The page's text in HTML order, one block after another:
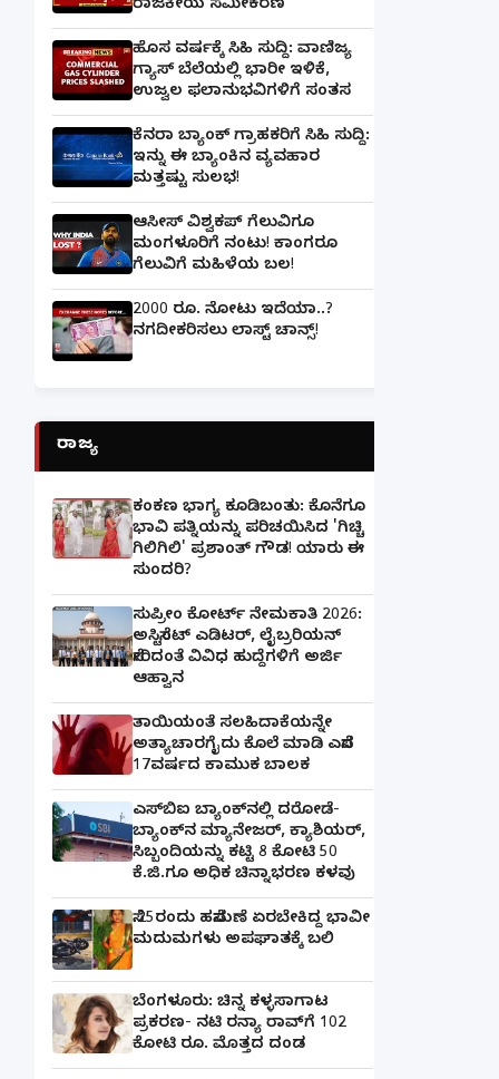
ರಾಜಕೀಯ ಸಮೀಕರಣ
ಹೊಸ ವರ್ಷಕ್ಕೆ ಸಿಹಿ ಸುದ್ದಿ: ವಾಣಿಜ್ಯ
ಗ್ಯಾಸ್‌ ಬೆಲೆಯಲ್ಲಿ ಭಾರೀ ಇಳಿಕೆ,
ಉಜ್ವಲ ಫಲಾನುಭವಿಗಳಿಗೆ ಸಂತಸ
ಕೆನರಾ ಬ್ಯಾಂಕ್‌ ಗ್ರಾಹಕರಿಗೆ ಸಿಹಿ ಸುದ್ದಿ:
ಇನ್ನು ಈ ಬ್ಯಾಂಕಿನ ವ್ಯವಹಾರ
ಮತ್ತಷ್ಟು ಸುಲಭ!
ಆಸೀಸ್ ವಿಶ್ವಕಪ್ ಗೆಲುವಿಗೂ
ಮಂಗಳೂರಿಗೆ ನಂಟು! ಕಾಂಗರೂ
ಗೆಲುವಿಗೆ ಮಹಿಳೆಯ ಬಲ!
2000 ರೂ. ನೋಟು ಇದೆಯಾ..?
ನಗದೀಕರಿಸಲು ಲಾಸ್ಟ್‌ ಚಾನ್ಸ್‌!
ರಾಜ್ಯ
ಕಂಕಣ ಭಾಗ್ಯ ಕೂಡಿಬಂತು: ಕೊನೆಗೂ
ಭಾವಿ ಪತ್ನಿಯನ್ನು ಪರಿಚಯಿಸಿದ 'ಗಿಚ್ಚಿ
ಗಿಲಿಗಿಲಿ' ಪ್ರಶಾಂತ್ ಗೌಡ! ಯಾರು ಈ
ಸುಂದರಿ?
ಸುಪ್ರೀಂ ಕೋರ್ಟ್ ನೇಮಕಾತಿ 2026:
ಅಸಿಸ್ಟೆಂಟ್ ಎಡಿಟರ್, ಲೈಬ್ರರಿಯನ್
ಸೇರಿದಂತೆ ವಿವಿಧ ಹುದ್ದೆಗಳಿಗೆ ಅರ್ಜಿ
ಆಹ್ವಾನ
ತಾಯಿಯಂತೆ ಸಲಹಿದಾಕೆಯನ್ನೇ
ಅತ್ಯಾಚಾರಗೈದು ಕೊಲೆ ಮಾಡಿ ಎಸೆದ
17ವರ್ಷದ ಕಾಮುಕ ಬಾಲಕ
ಎಸ್‌ಬಿಐ ಬ್ಯಾಂಕ್‌ನಲ್ಲಿ‌ ದರೋಡೆ-
ಬ್ಯಾಂಕ್​ನ ಮ್ಯಾನೇಜರ್‌, ಕ್ಯಾಶಿಯರ್‌,
ಸಿಬ್ಬಂದಿಯನ್ನು ಕಟ್ಟಿ 8 ಕೋಟಿ 50
ಕೆ.ಜಿ.ಗೂ ಅಧಿಕ ಚಿನ್ನಾಭರಣ ಕಳವು
ಸೆ.25ರಂದು ಹಸೆಮಣೆ ಏರಬೇಕಿದ್ದ ಭಾವೀ
ಮದುಮಗಳು ಅಪಘಾತಕ್ಕೆ ಬಲಿ
ಬೆಂಗಳೂರು: ಚಿನ್ನ ಕಳ್ಳಸಾಗಾಟ
ಪ್ರಕರಣ- ನಟಿ ರನ್ಯಾ ರಾವ್‌ಗೆ 102
ಕೋಟಿ ರೂ. ಮೊತ್ತದ ದಂಡ